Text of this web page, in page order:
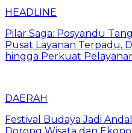
HEADLINE
Pilar Saga: Posyandu
Pusat Layanan Terpadu,
hingga Perkuat
DAERAH
Festival Budaya Jadi